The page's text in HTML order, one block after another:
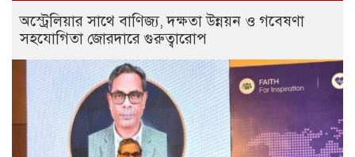
অস্ট্রেলিয়ার সাথে বাণিজ্য, দক্ষতা উন্নয়ন ও গবেষণা
সহযোগিতা জোরদারে গুরুত্বারোপ